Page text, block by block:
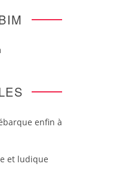
enfin à
et ludique